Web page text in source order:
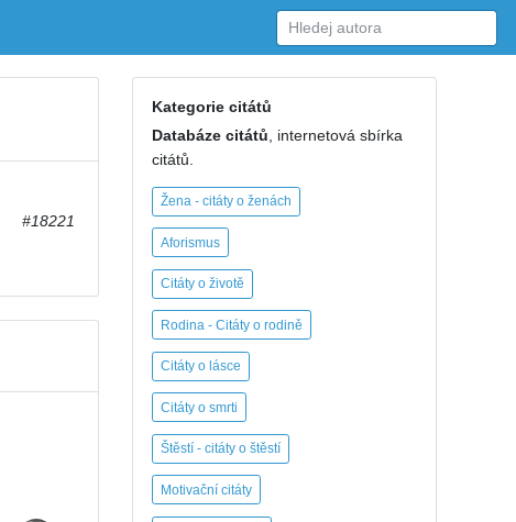
#18221
Kategorie citátů
Databáze citátů , internetová sbírka
citátů.
Žena - citáty o ženách
Aforismus
Citáty o životě
Rodina - Citáty o rodině
Citáty o lásce
Citáty o smrti
Štěstí - citáty o štěstí
Motivační citáty